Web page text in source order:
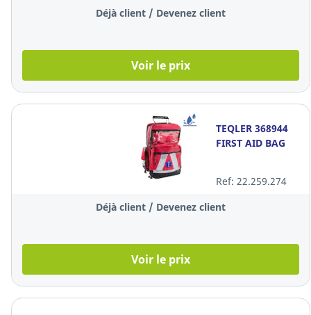
20 pièces
Déjà client / Devenez client
Voir le prix
TEQLER 368944
FIRST AID BAG
Ref: 22.259.274
Déjà client / Devenez client
Voir le prix